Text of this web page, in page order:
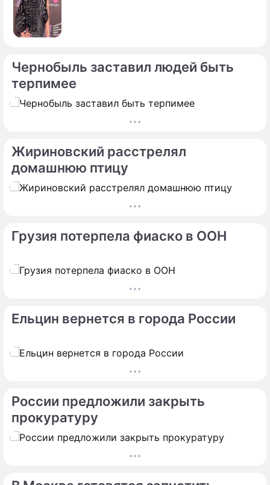
Чернобыль заставил людей быть
терпимее
Жириновский расстрелял
домашнюю птицу
Грузия потерпела фиаско в ООН
Ельцин вернется в города России
России предложили закрыть
прокуратуру